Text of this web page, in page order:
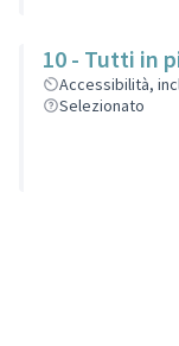
10 - Tutti in
Accessibilità,
Selezionato